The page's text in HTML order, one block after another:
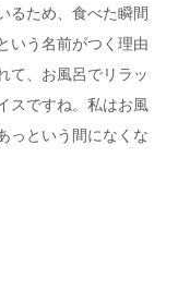
るため、食べた瞬間
いう名前がつく理由
て、お風呂でリラッ
スですね。私はお風
っという間になくな